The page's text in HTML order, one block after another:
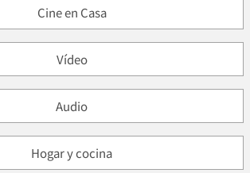
Cine en Casa
Vídeo
Audio
Hogar y cocina